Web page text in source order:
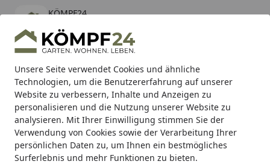
Unsere Seite verwendet Cookies und ähnliche
Technologien, um die Benutzererfahrung auf unserer
Website zu verbessern, Inhalte und Anzeigen zu
personalisieren und die Nutzung unserer Website zu
analysieren. Mit Ihrer Einwilligung stimmen Sie der
Verwendung von Cookies sowie der Verarbeitung Ihrer
persönlichen Daten zu, um Ihnen ein bestmögliches
Surferlebnis und mehr Funktionen zu bieten.
KÖMPF24
kostenlos - Im App Store
Hotline
Alle Produkte
Mein Konto
Suchen
Karibu Pools inkl. gratis Sandfilteranlage & Pool-
Starterset (Gesamtwert bis 468,99€)